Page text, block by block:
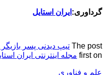
گرداوری: ایران استایل
The post تیپ دیدنی پسر
first on مجله اینترنتی ایران
علم و فناوری